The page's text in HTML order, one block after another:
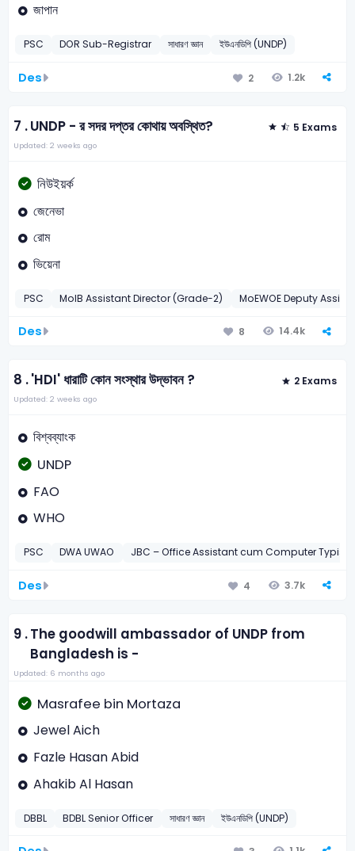
জাপান
PSC DOR Sub-Registrar সাধারণ জ্ঞান ইউএনডিপি (UNDP)
Des 2 1.2k
7 .UNDP - র সদর দপ্তর কোথায় অবস্থিত? 5 Exams
Updated: 2 weeks ago
নিউইয়র্ক
জেনেভা
রোম
ভিয়েনা
PSC MoIB Assistant Director (Grade-2) MoEWOE Deputy
Des 8 14.4k
8 .'HDI' ধারাটি কোন সংস্থার উদ্ভাবন ? 2 Exams
Updated: 2 weeks ago
বিশ্বব্যাংক
UNDP
FAO
WHO
PSC DWA UWAO JBC – Office Assistant cum Computer Typist-
Des 4 3.7k
9 .The goodwill ambassador of UNDP from
Bangladesh is -
Updated: 6 months ago
Masrafee bin Mortaza
Jewel Aich
Fazle Hasan Abid
Ahakib Al Hasan
DBBL BDBL Senior Officer সাধারণ জ্ঞান ইউএনডিপি (UNDP)